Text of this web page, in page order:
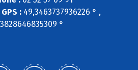
: 49,3463737936226 ° ,
°